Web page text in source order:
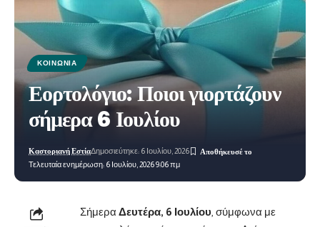
ΚΟΙΝΩΝΊΑ
Εορτολόγιο: Ποιοι γιορτάζουν
σήμερα 6 Ιουλίου
Τελευταία ενημέρωση: 6 Ιουλίου, 2026 9:06 πμ
Καστοριανή ΕστίαΔημοσιεύτηκε: 6 Ιουλίου, 2026
Σήμερα Δευτέρα, 6 Ιουλίου , σύμφωνα με